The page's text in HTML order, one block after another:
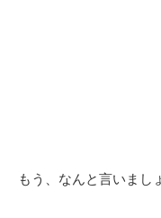
もう、なんと言いまし